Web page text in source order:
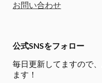
お問い合わせ
公式SNSをフォロー
毎日更新してますので、
ます！